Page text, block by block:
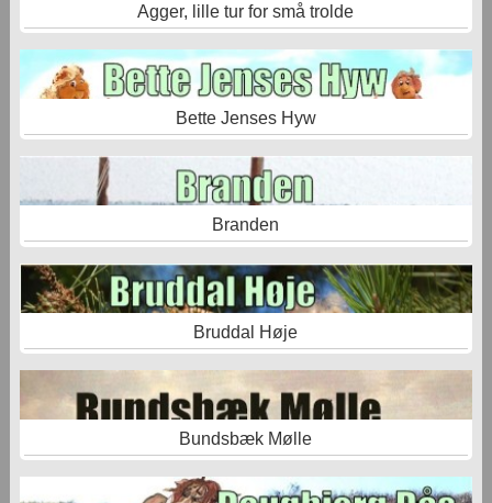
Agger, lille tur for små trolde
Bette Jenses Hyw
Branden
Bruddal Høje
Bundsbæk Mølle